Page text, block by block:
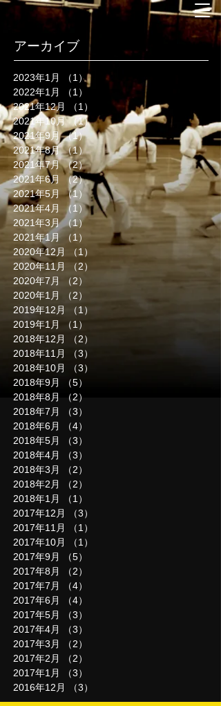
アーカイブ
2023年1月 （1）1件の記事
2022年1月
（1）
1件の記事
2021年12月
（1）
1件の記事
2021年10月
（1）1件の記事
2021年9月 （1） 1件の記事
2021年8月 （1） 1件の記事
2021年7月 （2）2件の記事
2021年6月
（2）2件の記事
2021年5月 （1）1件の記事
2021年4月 （1）1件の記事
2021年3月 （1）
2021年1月
（1）
1件の記事
2020年12月
（1）
2020年11月
（2）
2020年7月
（2）
2020年1月
（2）
2019年12月
（1）
2019年1月
（1）
2018年12月
（2）
2018年11月
（3）
2018年10月
（3）
2018年9月
（5）
2018年8月
（2）
2018年7月
（3）
2018年6月
（4）
2018年5月
（3）
2018年4月
（3）
2018年3月
（2）
2018年2月
（2）
2018年1月
（1）
2017年12月
（3）
2017年11月
（1）
2017年10月
（1）
2017年9月
（5）
2017年8月
（2）
2017年7月
（4）
2017年6月
（4）
2017年5月
（3）
2017年4月
（3）
2017年3月
（2）
2017年2月
（2）
2017年1月
（3）
2016年12月
（3）